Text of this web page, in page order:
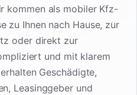
kommen als mobiler Kfz-
zu Ihnen nach Hause, zur
oder direkt zur
und mit klarem
Geschädigte,
Leasinggeber und